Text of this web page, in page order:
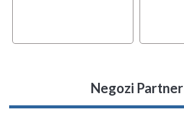
Negozi Partner